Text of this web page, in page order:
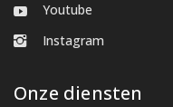
Youtube
Instagram
Onze diensten